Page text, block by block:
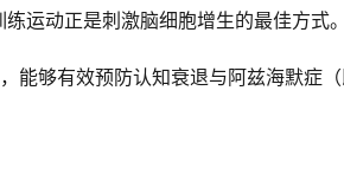
运动正是刺激脑细胞增生的最佳方式。